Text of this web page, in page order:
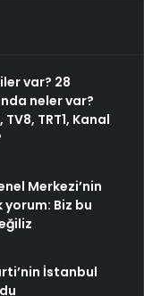
var? 28
neler var?
TRT1, Kanal
Merkezi’nin
Biz bu
İstanbul